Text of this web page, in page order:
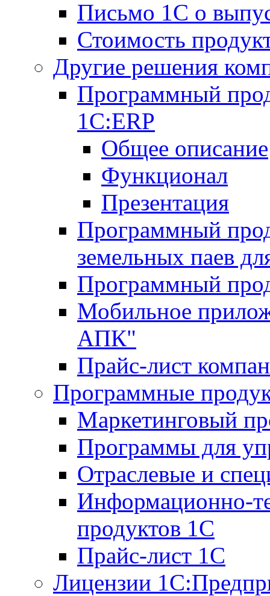
Письмо 1С о
Стоимость
Другие решения
Программный
1С:ERP
Общее описание
Функционал
Презентация
Программный
земельных паев
Программный
Мобильное
АПК"
Прайс-лист
Программные
Маркетинговый
Программы для
Отраслевые и
Информационно-
продуктов 1С
Прайс-лист 1С
Лицензии